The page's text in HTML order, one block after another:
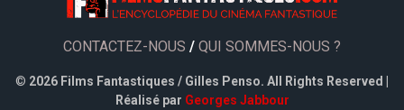
CONTACTEZ-NOUS / QUI SOMMES-NOUS ?
© 2026 Films Fantastiques / Gilles Penso. All Rights Reserved |
Réalisé par Georges Jabbour